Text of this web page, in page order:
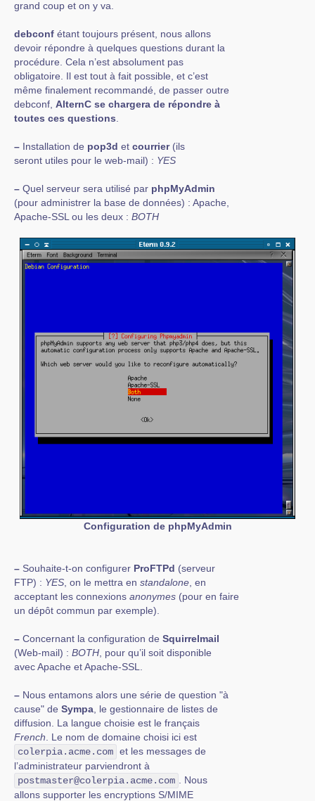
grand coup et on y va.
debconf étant toujours présent, nous allons
devoir répondre à quelques questions durant la
procédure. Cela n’est absolument pas
obligatoire. Il est tout à fait possible, et c’est
même finalement recommandé, de passer outre
debconf, AlternC se chargera de répondre à
toutes ces questions
– Installation de pop3d et courrier(ils
seront utiles pour le web-mail) : YES
– Quel serveur sera utilisé par phpMyAdmin
(pour administrer la base de données) : Apache,
Apache-SSL ou les deux : BOTH
Configuration de phpMyAdmin
– Souhaite-t-on configurer ProFTPd (serveur
FTP) : YES , on le mettra en standalone , en
acceptant les connexions anonymes (pour en faire
un dépôt commun par exemple).
– Concernant la configuration de Squirrelmail
(Web-mail) : BOTH , pour qu’il soit disponible
avec Apache et Apache-SSL.
– Nous entamons alors une série de question "à
cause" de Sympa , le gestionnaire de listes de
diffusion. La langue choisie est le français
French . Le nom de domaine choisi ici est
colerpia.acme.com et les messages de
l’administrateur parviendront à
postmaster@colerpia.acme.com
. Nous
allons supporter les encryptions S/MIME